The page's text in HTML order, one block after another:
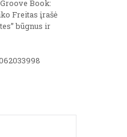
Book:
Freitas įrašė
būgnus ir